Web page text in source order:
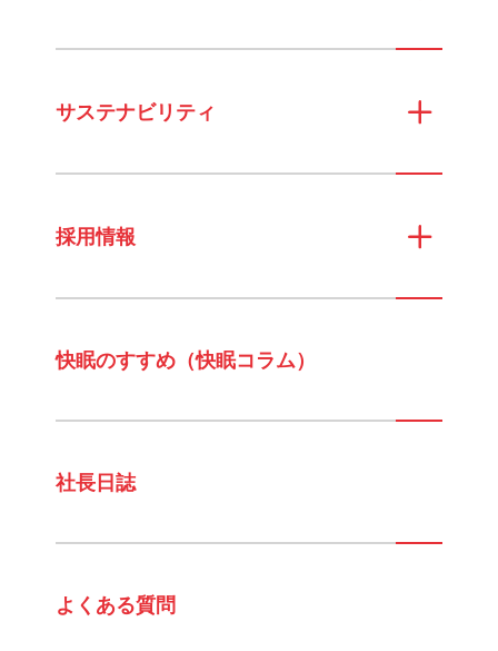
サステナビリティ
採用情報
快眠のすすめ（快眠コラム）
社長日誌
よくある質問